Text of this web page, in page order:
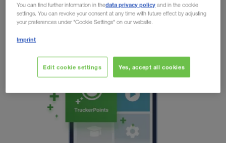
You can find further information in thedata privacy policy and in the cookie
settings. You can revoke your consent at any time with future effect by adjusting
your preferences under "Cookie Settings" on our website.
Imprint
Edit cookie settings Yes, accept all cookies